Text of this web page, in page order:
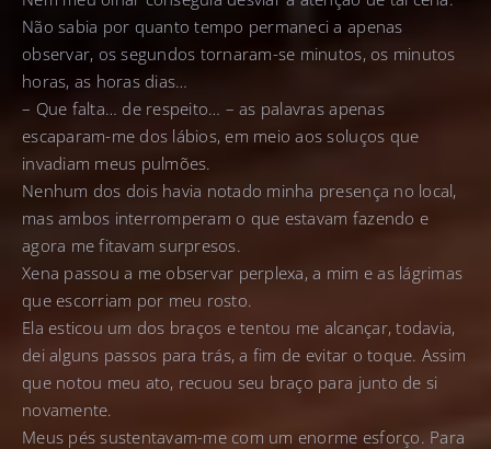
Não sabia por quanto tempo permaneci a apenas
observar, os segundos tornaram-se minutos, os minutos
horas, as horas dias…
– Que falta… de respeito… – as palavras apenas
escaparam-me dos lábios, em meio aos soluços que
invadiam meus pulmões.
Nenhum dos dois havia notado minha presença no local,
mas ambos interromperam o que estavam fazendo e
agora me fitavam surpresos.
Xena passou a me observar perplexa, a mim e as lágrimas
que escorriam por meu rosto.
Ela esticou um dos braços e tentou me alcançar, todavia,
dei alguns passos para trás, a fim de evitar o toque. Assim
que notou meu ato, recuou seu braço para junto de si
novamente.
Meus pés sustentavam-me com um enorme esforço. Para